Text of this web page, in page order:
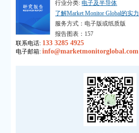
行业分类:电子及半导体
了解Market Monitor Global的实力
服务方式：电子版或纸质版
报告图表：157
联系电话: 133 3285 4925
电子邮箱:info@marketmonitorglobal.com